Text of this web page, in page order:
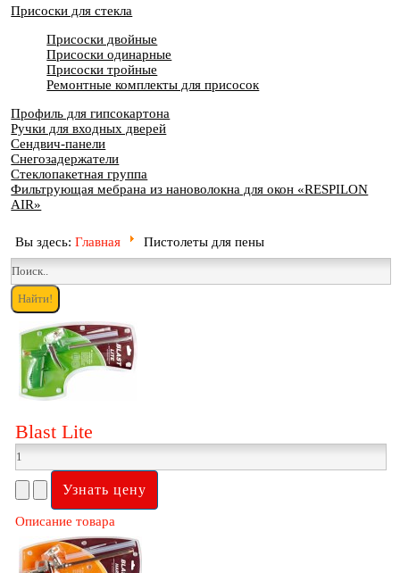
Присоски для стекла
Присоски двойные
Присоски одинарные
Присоски тройные
Ремонтные комплекты для присосок
Профиль для гипсокартона
Ручки для входных дверей
Сендвич-панели
Снегозадержатели
Стеклопакетная группа
Фильтрующая мебрана из нановолокна для окон «RESPILON
AIR»
Вы здесь:Главная Пистолеты для пены
Blast Lite
Описание товара